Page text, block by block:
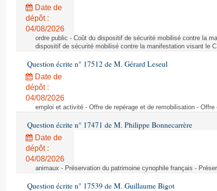
Date de
dépôt :
04/08/2026
ordre public - Coût du dispositif de sécurité mobilisé contre la
dispositif de sécurité mobilisé contre la manifestation visant le
Question écrite n° 17512 de M. Gérard Leseul
Date de
dépôt :
04/08/2026
emploi et activité - Offre de repérage et de remobilisation -
Question écrite n° 17471 de M. Philippe Bonnecarrère
Date de
dépôt :
04/08/2026
animaux - Préservation du patrimoine cynophile français -
Question écrite n° 17539 de M. Guillaume Bigot